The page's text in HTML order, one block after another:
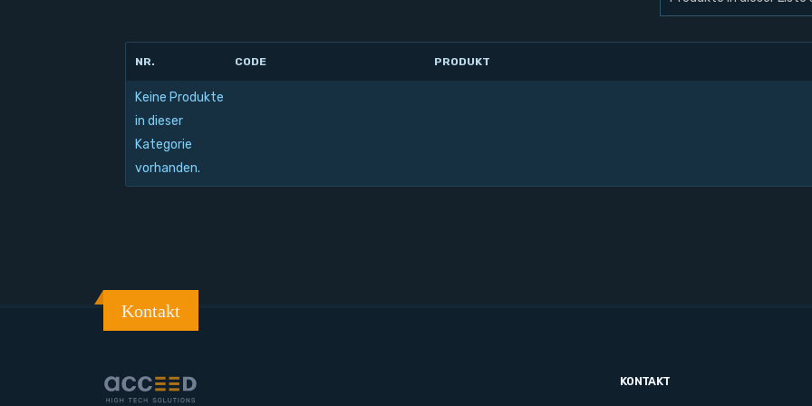
NR. CODE PRODUKT
Keine Produkte
in dieser
Kategorie
vorhanden.
Kontakt
KONTAKT